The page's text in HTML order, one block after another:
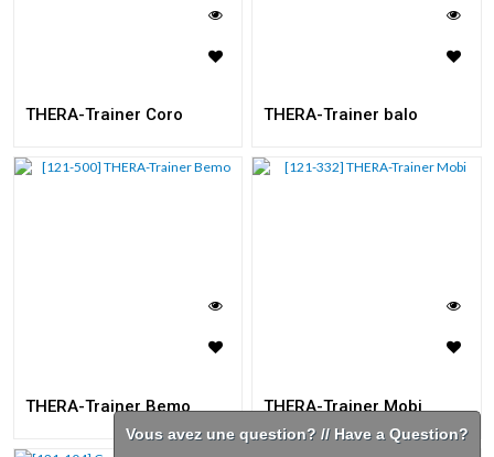
THERA-Trainer Coro THERA-Trainer balo
THERA-Trainer Bemo THERA-Trainer Mobi
Vous avez une question? // Have a Question?